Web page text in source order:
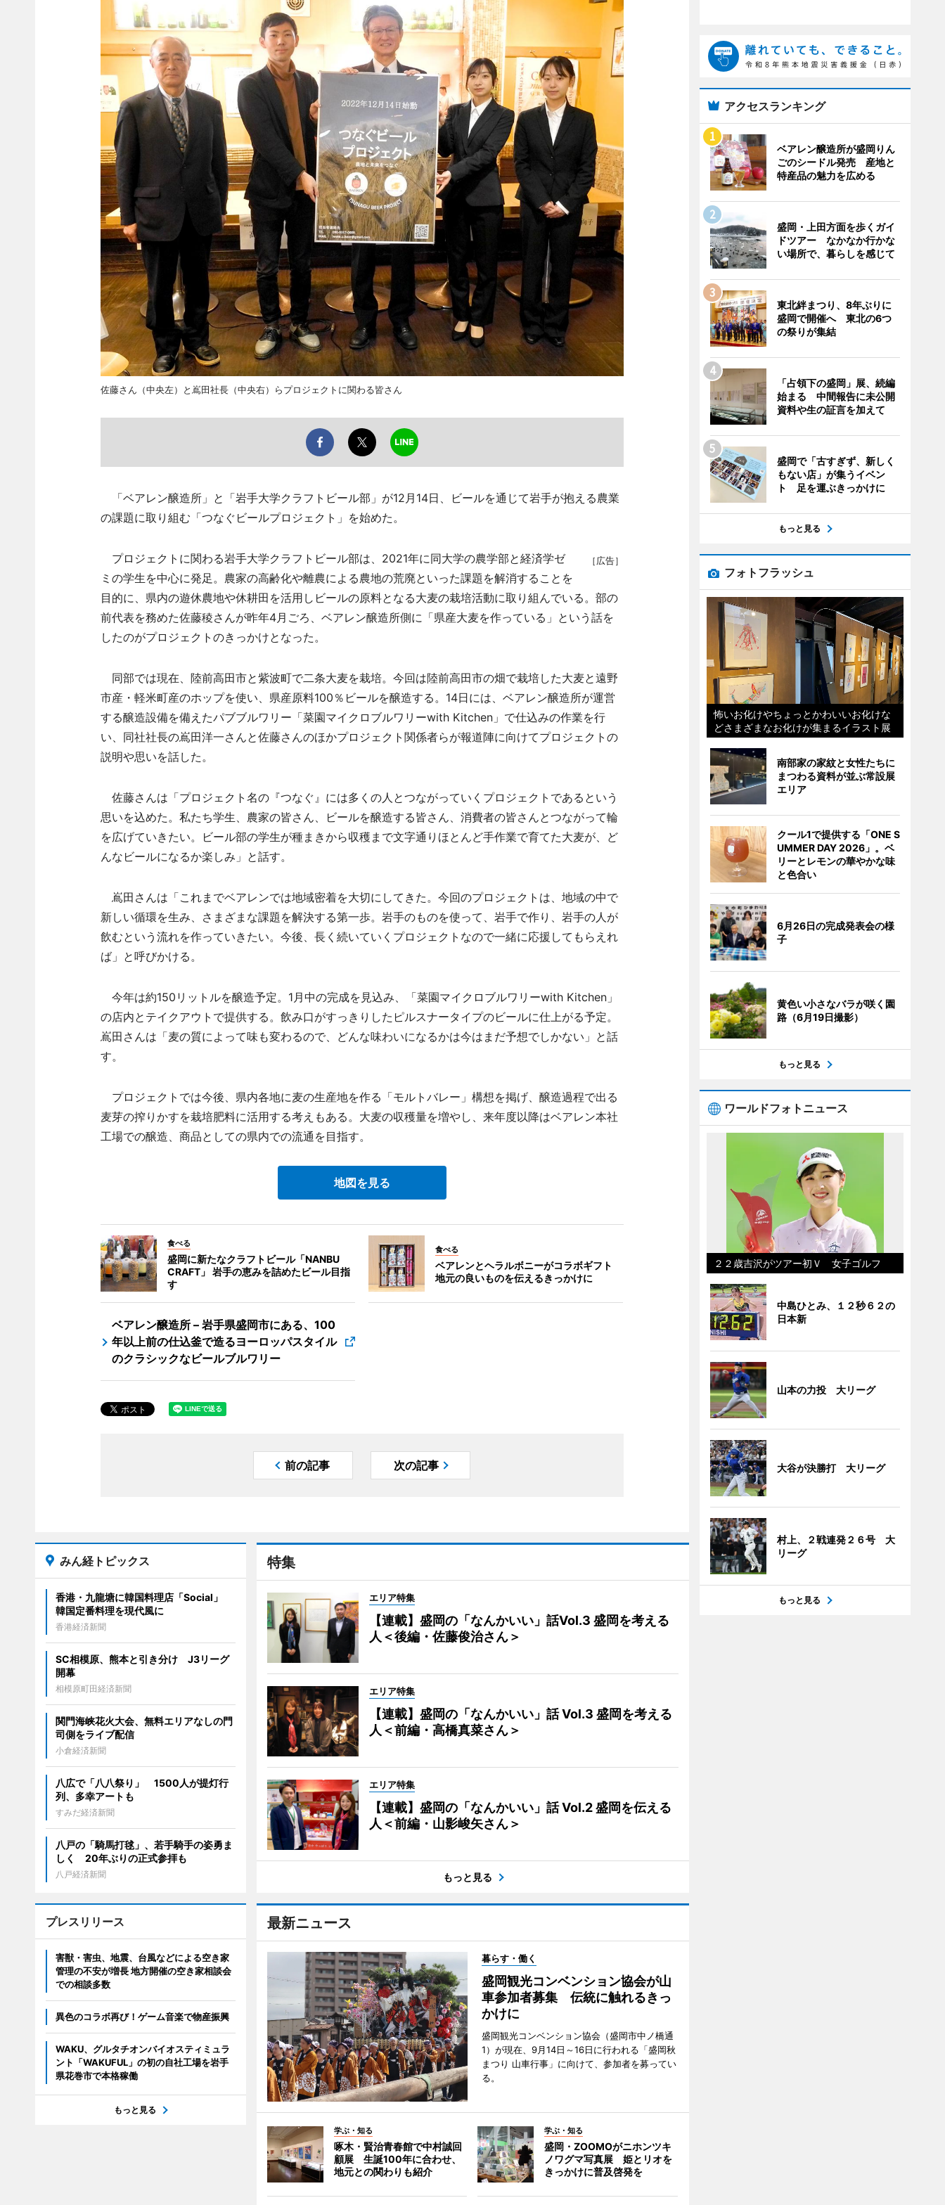
佐藤さん（中央左）と嶌田社長（中央右）らプロジェクトに関わる皆さん
「ベアレン醸造所」と「岩手大学クラフトビール部」が12月14日、ビールを通じて岩手が抱える農業
の課題に取り組む「つなぐビールプロジェクト」を始めた。
［広告］
プロジェクトに関わる岩手大学クラフトビール部は、2021年に同大学の農学部と経済学ゼ
ミの学生を中心に発足。農家の高齢化や離農による農地の荒廃といった課題を解消することを
目的に、県内の遊休農地や休耕田を活用しビールの原料となる大麦の栽培活動に取り組んでいる。部の
前代表を務めた佐藤稜さんが昨年4月ごろ、ベアレン醸造所側に「県産大麦を作っている」という話を
したのがプロジェクトのきっかけとなった。
同部では現在、陸前高田市と紫波町で二条大麦を栽培。今回は陸前高田市の畑で栽培した大麦と遠野
市産・軽米町産のホップを使い、県産原料100％ビールを醸造する。14日には、ベアレン醸造所が運営
する醸造設備を備えたパブブルワリー「菜園マイクロブルワリーwith Kitchen」で仕込みの作業を行
い、同社社長の嶌田洋一さんと佐藤さんのほかプロジェクト関係者らが報道陣に向けてプロジェクトの
説明や思いを話した。
佐藤さんは「プロジェクト名の『つなぐ』には多くの人とつながっていくプロジェクトであるという
思いを込めた。私たち学生、農家の皆さん、ビールを醸造する皆さん、消費者の皆さんとつながって輪
を広げていきたい。ビール部の学生が種まきから収穫まで文字通りほとんど手作業で育てた大麦が、ど
んなビールになるか楽しみ」と話す。
嶌田さんは「これまでベアレンでは地域密着を大切にしてきた。今回のプロジェクトは、地域の中で
新しい循環を生み、さまざまな課題を解決する第一歩。岩手のものを使って、岩手で作り、岩手の人が
飲むという流れを作っていきたい。今後、長く続いていくプロジェクトなので一緒に応援してもらえれ
ば」と呼びかける。
今年は約150リットルを醸造予定。1月中の完成を見込み、「菜園マイクロブルワリーwith Kitchen」
の店内とテイクアウトで提供する。飲み口がすっきりしたピルスナータイプのビールに仕上がる予定。
嶌田さんは「麦の質によって味も変わるので、どんな味わいになるかは今はまだ予想でしかない」と話
す。
プロジェクトでは今後、県内各地に麦の生産地を作る「モルトバレー」構想を掲げ、醸造過程で出る
麦芽の搾りかすを栽培肥料に活用する考えもある。大麦の収穫量を増やし、来年度以降はベアレン本社
工場での醸造、商品としての県内での流通を目指す。
地図を見る
食べる
盛岡に新たなクラフトビール「NANBU
CRAFT」 岩手の恵みを詰めたビール目指
す
食べる
ベアレンとヘラルボニーがコラボギフト
地元の良いものを伝えるきっかけに
ベアレン醸造所 – 岩手県盛岡市にある、100
年以上前の仕込釜で造るヨーロッパスタイル
のクラシックなビールブルワリー
前の記事 次の記事
特集
エリア特集
【連載】盛岡の「なんかいい」話Vol.3 盛岡を考える
人＜後編・佐藤俊治さん＞
エリア特集
【連載】盛岡の「なんかいい」話 Vol.3 盛岡を考える
人＜前編・高橋真菜さん＞
エリア特集
【連載】盛岡の「なんかいい」話 Vol.2 盛岡を伝える
人＜前編・山影峻矢さん＞
もっと見る
最新ニュース
暮らす・働く
盛岡観光コンベンション協会が山
車参加者募集 伝統に触れるきっ
かけに
盛岡観光コンベンション協会（盛岡市中ノ橋通
1）が現在、9月14日～16日に行われる「盛岡秋
まつり 山車行事」に向けて、参加者を募ってい
る。
学ぶ・知る
啄木・賢治青春館で中村誠回
顧展 生誕100年に合わせ、
地元との関わりも紹介
学ぶ・知る
盛岡・ZOOMOがニホンツキ
ノワグマ写真展 姫とリオを
きっかけに普及啓発を
みん経トピックス
香港・九龍塘に韓国料理店「Social」
韓国定番料理を現代風に
香港経済新聞
SC相模原、熊本と引き分け J3リーグ
開幕
相模原町田経済新聞
関門海峡花火大会、無料エリアなしの門
司側をライブ配信
小倉経済新聞
八広で「八八祭り」 1500人が提灯行
列、多幸アートも
すみだ経済新聞
八戸の「騎馬打毬」、若手騎手の姿勇ま
しく 20年ぶりの正式参拝も
八戸経済新聞
プレスリリース
害獣・害虫、地震、台風などによる空き家
管理の不安が増長 地方開催の空き家相談会
での相談多数
異色のコラボ再び！ゲーム音楽で物産振興
WAKU、グルタチオンバイオスティミュラ
ント「WAKUFUL」の初の自社工場を岩手
県花巻市で本格稼働
もっと見る
アクセスランキング
ベアレン醸造所が盛岡りん
ごのシードル発売 産地と
特産品の魅力を広める
盛岡・上田方面を歩くガイ
ドツアー なかなか行かな
い場所で、暮らしを感じて
東北絆まつり、8年ぶりに
盛岡で開催へ 東北の6つ
の祭りが集結
「占領下の盛岡」展、続編
始まる 中間報告に未公開
資料や生の証言を加えて
盛岡で「古すぎず、新しく
もない店」が集うイベン
ト 足を運ぶきっかけに
もっと見る
フォトフラッシュ
怖いお化けやちょっとかわいいお化けな
どさまざまなお化けが集まるイラスト展
南部家の家紋と女性たちに
まつわる資料が並ぶ常設展
エリア
クール1で提供する「ONE S
UMMER DAY 2026」。ベ
リーとレモンの華やかな味
と色合い
6月26日の完成発表会の様
子
黄色い小さなバラが咲く園
路（6月19日撮影）
もっと見る
ワールドフォトニュース
２２歳吉沢がツアー初Ｖ 女子ゴルフ
中島ひとみ、１２秒６２の
日本新
山本の力投 大リーグ
大谷が決勝打 大リーグ
村上、２戦連発２６号 大
リーグ
もっと見る